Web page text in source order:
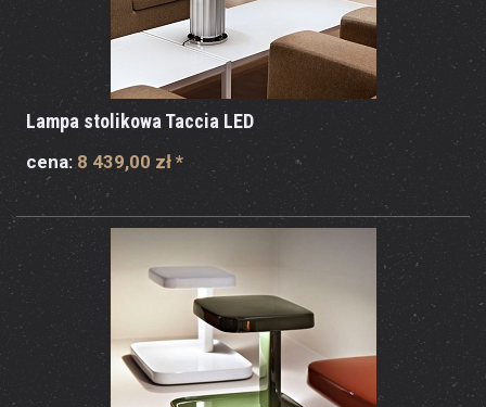
Lampa stolikowa Taccia LED
cena: 8 439,00 zł *